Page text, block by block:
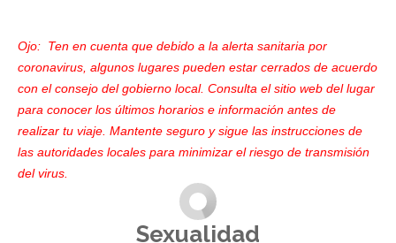
Ojo: Ten en cuenta que debido a la alerta sanitaria por
coronavirus, algunos lugares pueden estar cerrados de acuerdo
con el consejo del gobierno local. Consulta el sitio web del lugar
para conocer los últimos horarios e información antes de
realizar tu viaje. Mantente seguro y sigue las instrucciones de
las autoridades locales para minimizar el riesgo de transmisión
del virus.
Sexualidad